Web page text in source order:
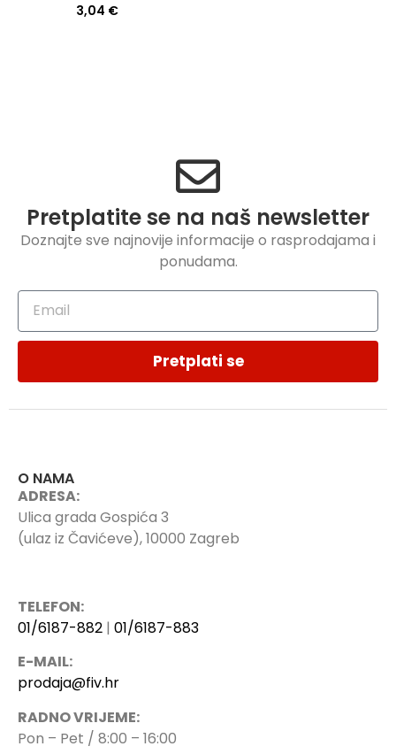
3,04 €
Pretplatite se na naš newsletter
Doznajte sve najnovije informacije o rasprodajama i
ponudama.
Pretplati se
O NAMA
ADRESA:
Ulica grada Gospića 3
(ulaz iz Čavićeve), 10000 Zagreb
TELEFON:
01/6187-882 | 01/6187-883
E-MAIL:
prodaja@fiv.hr
RADNO VRIJEME:
Pon – Pet / 8:00 – 16:00